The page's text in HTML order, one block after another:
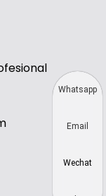
Whatsapp
Email
Wechat